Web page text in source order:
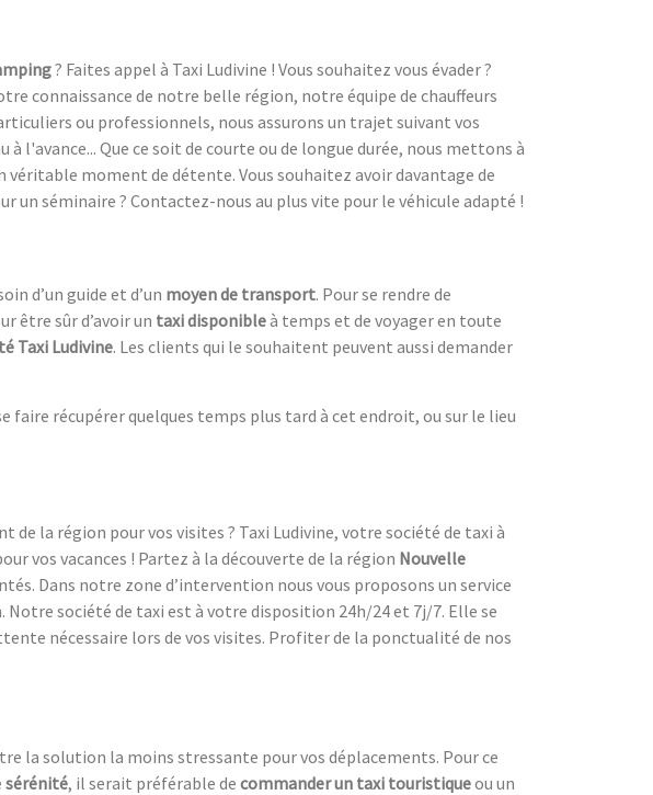
? Faites appel à Taxi Ludivine ! Vous souhaitez vous évader ?
connaissance de notre belle région, notre équipe de chauffeurs
ou professionnels, nous assurons un trajet suivant vos
l'avance... Que ce soit de courte ou de longue durée, nous mettons à
moment de détente. Vous souhaitez avoir davantage de
séminaire ? Contactez-nous au plus vite pour le véhicule adapté !
d’un guide et d’un moyen de transport. Pour se rendre de
être sûr d’avoir un taxi disponibleà temps et de voyager en toute
Taxi Ludivine. Les clients qui le souhaitent peuvent aussi demander
faire récupérer quelques temps plus tard à cet endroit, ou sur le lieu
de la région pour vos visites ? Taxi Ludivine, votre société de taxi à
vos vacances ! Partez à la découverte de la région Nouvelle
Dans notre zone d’intervention nous vous proposons un service
société de taxi est à votre disposition 24h/24 et 7j/7. Elle se
nécessaire lors de vos visites. Profiter de la ponctualité de nos
la solution la moins stressante pour vos déplacements. Pour ce
sérénité, il serait préférable de commander un taxi touristiqueou un